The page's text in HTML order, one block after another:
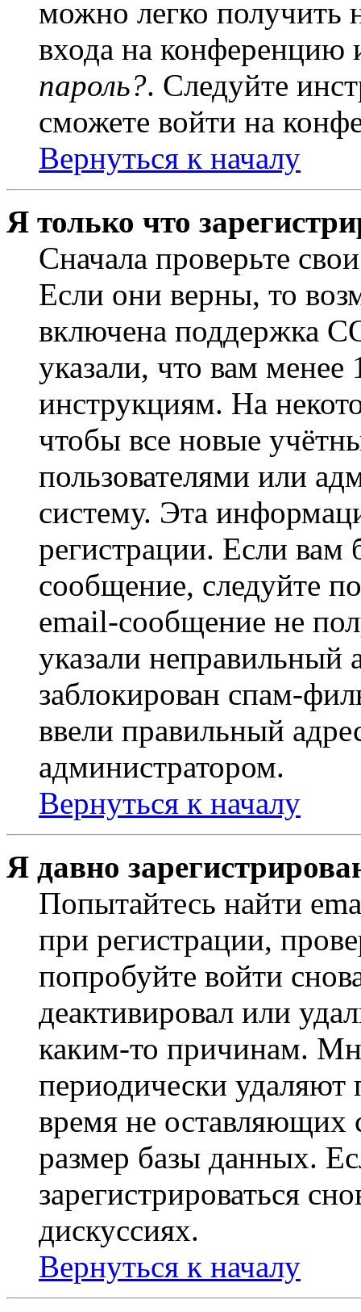
можно легко получить
входа на
пароль?. Следуйте
сможете войти на
Вернуться к началу
Я только что
Сначала проверьте
Если они верны, то
включена поддержка
указали, что вам
инструкциям. На
чтобы все новые
пользователями или
систему. Эта
регистрации. Если
сообщение, следуйте
email-сообщение не
указали неправильный
заблокирован спам-
ввели правильный
администратором.
Вернуться к началу
Я давно
Попытайтесь найти
при регистрации,
попробуйте войти
деактивировал или
каким-то причинам.
периодически удаляют
время не
размер базы данных.
зарегистрироваться
дискуссиях.
Вернуться к началу